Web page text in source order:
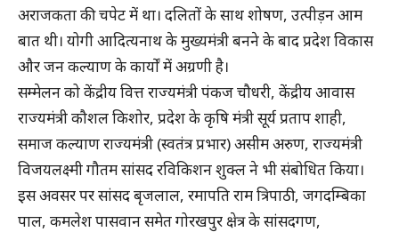
अराजकता की चपेट में था। दलितों के साथ शोषण, उत्पीड़न आम
बात थी। योगी आदित्यनाथ के मुख्यमंत्री बनने के बाद प्रदेश विकास
और जन कल्याण के कार्यों में अग्रणी है।
सम्मेलन को केंद्रीय वित्त राज्यमंत्री पंकज चौधरी, केंद्रीय आवास
राज्यमंत्री कौशल किशोर, प्रदेश के कृषि मंत्री सूर्य प्रताप शाही,
समाज कल्याण राज्यमंत्री (स्वतंत्र प्रभार) असीम अरुण, राज्यमंत्री
विजयलक्ष्मी गौतम सांसद रविकिशन शुक्ल ने भी संबोधित किया।
इस अवसर पर सांसद बृजलाल, रमापति राम त्रिपाठी, जगदम्बिका
पाल, कमलेश पासवान समेत गोरखपुर क्षेत्र के सांसदगण,